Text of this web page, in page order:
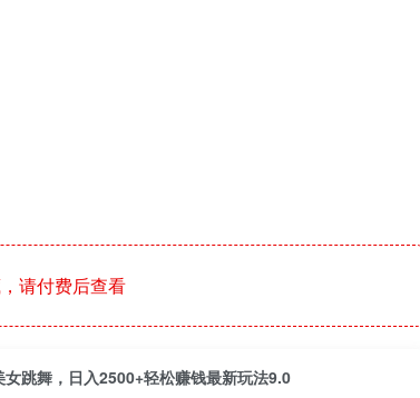
请付费后查看
跳舞，日入2500+轻松赚钱最新玩法9.0